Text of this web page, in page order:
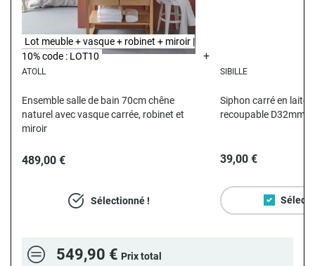
ATOLL
Ensemble salle de bain 70cm chêne
naturel avec vasque carrée, robinet et
miroir
489,00 €
Sélectionné !
Lot meuble + vasque + robinet + miroir |
10% code : LOT10
SIBILLE
Siphon carré en
recoupable D32mm
39,00 €
549,90 € Prix total